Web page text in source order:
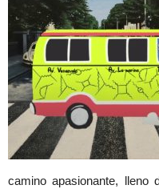
camino apasionante, lleno